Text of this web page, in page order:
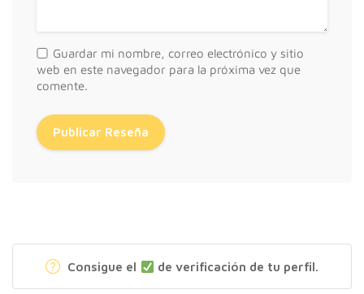
Guardar mi nombre, correo electrónico y sitio
web en este navegador para la próxima vez que
comente.
Consigue el de verificación de tu perfil.